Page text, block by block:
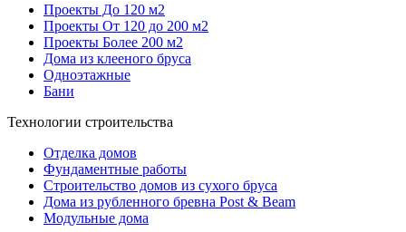
Проекты До 120 м2
Проекты От 120 до 200 м2
Проекты Более 200 м2
Дома из клееного бруса
Одноэтажные
Бани
Технологии строительства
Отделка домов
Фундаментные работы
Строительство домов из сухого бруса
Дома из рубленного бревна Post & Beam
Модульные дома